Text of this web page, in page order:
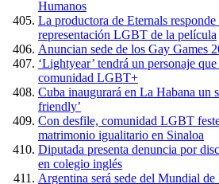
Humanos
La productora de Eternals
representación LGBT de la película
Anuncian sede de los Gay Games
‘Lightyear’ tendrá un personaje
comunidad LGBT+
Cuba inaugurará en La Habana un
friendly’
Con desfile, comunidad LGBT
matrimonio igualitario en Sinaloa
Diputada presenta denuncia por
en colegio inglés
Argentina será sede del Mundial